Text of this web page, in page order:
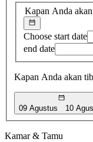
Kapan Anda
Choose start date
end date
Kapan Anda akan
09 Agustus 10
Kamar & Tamu